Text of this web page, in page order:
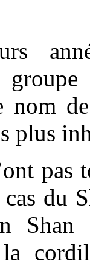
nom
plus
du
Shan
la